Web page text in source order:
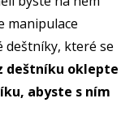
manipulace
deštníky, které se
deštníku oklepte
abyste s ním